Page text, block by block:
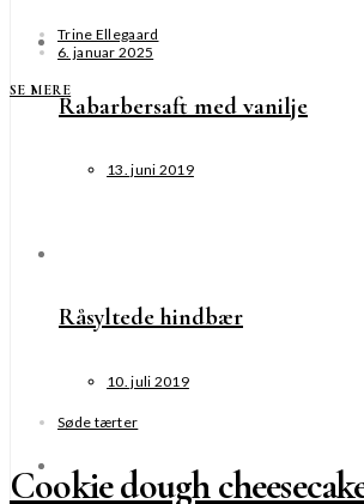
Rabarbersaft med vanilje
13. juni 2019
Råsyltede hindbær
10. juli 2019
Trine Ellegaard
6. januar 2025
SE MERE
Søde tærter
Cookie dough